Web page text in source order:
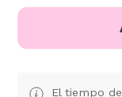
El tiempo